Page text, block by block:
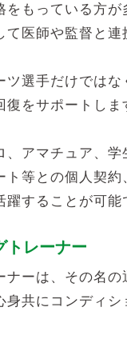
をもっている方
て医師や監督と
ツ選手だけでは
復をサポートし
、アマチュア、
ト等との個人契
することが可能
トレーナー
ナーは、その名
身共にコンディ